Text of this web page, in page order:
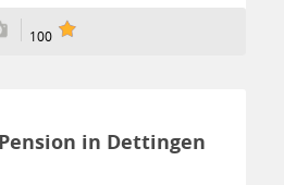
100
in Dettingen